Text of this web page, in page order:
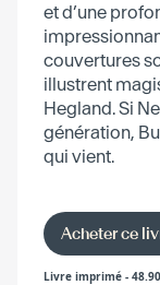
et d’une
couvertures
illustrent
Hegland. Si
génération,
qui vient.
Acheter
Livre imprimé - 48.90